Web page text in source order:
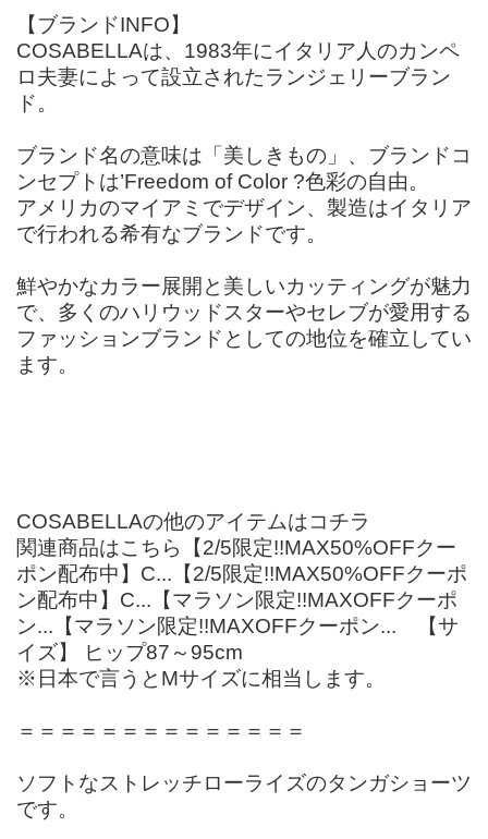
【ブランドINFO】
COSABELLAは、1983年にイタリア人のカンペ
ロ夫妻によって設立されたランジェリーブラン
ド。
ブランド名の意味は「美しきもの」、ブランドコ
ンセプトは’Freedom of Color ?色彩の自由。
アメリカのマイアミでデザイン、製造はイタリア
で行われる希有なブランドです。
鮮やかなカラー展開と美しいカッティングが魅力
で、多くのハリウッドスターやセレブが愛用する
ファッションブランドとしての地位を確立してい
ます。
COSABELLAの他のアイテムはコチラ
関連商品はこちら【2/5限定!!MAX50%OFFクー
ポン配布中】C...【2/5限定!!MAX50%OFFクーポ
ン配布中】C...【マラソン限定!!MAXOFFクーポ
ン...【マラソン限定!!MAXOFFクーポン... 【サ
イズ】 ヒップ87～95cm
※日本で言うとMサイズに相当します。
＝＝＝＝＝＝＝＝＝＝＝＝＝＝
ソフトなストレッチローライズのタンガショーツ
です。